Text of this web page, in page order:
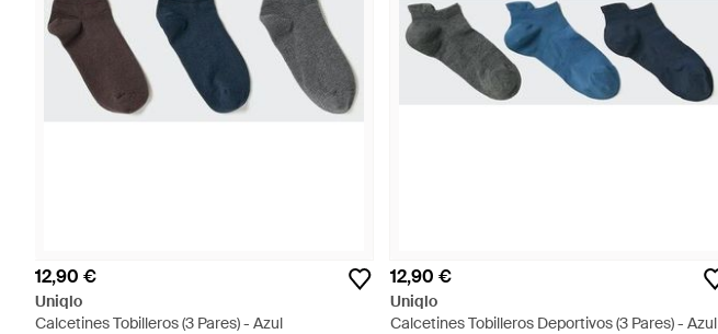
12,90 €
Uniqlo
Calcetines Tobilleros (3 Pares) - Azul
12,90 €
Uniqlo
Calcetines Tobilleros Deportivos (3 Pares) - Azul